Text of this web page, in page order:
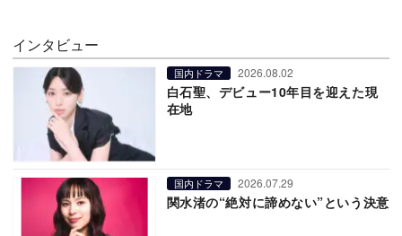
インタビュー
国内ドラマ 2026.08.02
白石聖、デビュー10年目を迎えた現
在地
国内ドラマ 2026.07.29
関水渚の“絶対に諦めない”という決意